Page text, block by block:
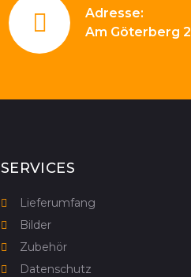
Adresse:
Am Göterberg
SERVICES
Lieferumfang
Bilder
Zubehör
Datenschutz